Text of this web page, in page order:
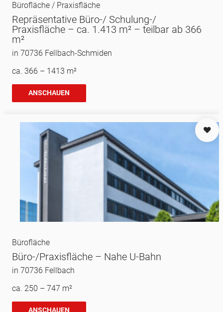
Bürofläche / Praxisfläche
Repräsentative Büro-/ Schulung-/
Praxisfläche – ca. 1.413 m² – teilbar ab 366
m²
in 70736 Fellbach-Schmiden
ca. 366 – 1413 m²
ANSCHAUEN
Bürofläche
Büro-/Praxisfläche – Nahe U-Bahn
in 70736 Fellbach
ca. 250 – 747 m²
ANSCHAUEN